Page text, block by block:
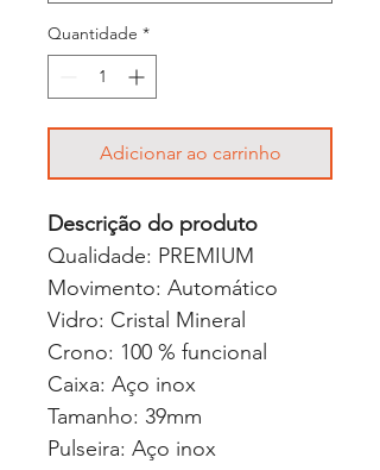
Quantidade *
Adicionar ao carrinho
Descrição do produto
Qualidade: PREMIUM
Movimento: Automático
Vidro: Cristal Mineral
Crono: 100 % funcional
Caixa: Aço inox
Tamanho: 39mm
Pulseira: Aço inox